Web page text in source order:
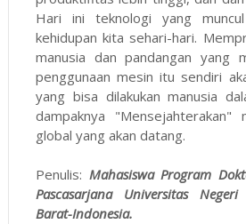
Hari ini teknologi yang
kehidupan kita sehari-hari.
manusia dan pandangan yang
penggunaan mesin itu sendiri
yang bisa dilakukan manusia
dampaknya "Mensejahterakan"
global yang akan datang.
Penulis: Mahasiswa Program
Pascasarjana Universitas
Barat-Indonesia.